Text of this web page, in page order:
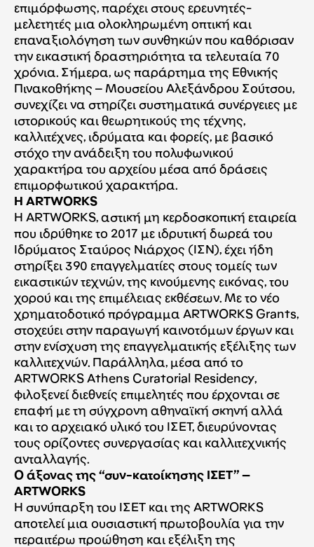
επιμόρφωσης, παρέχει στους ερευνητές-
μελετητές μια ολοκληρωμένη οπτική και
επαναξιολόγηση των συνθηκών που καθόρισαν
την εικαστική δραστηριότητα τα τελευταία 70
χρόνια. Σήμερα, ως παράρτημα της Εθνικής
Πινακοθήκης – Μουσείου Αλεξάνδρου Σούτσου,
συνεχίζει να στηρίζει συστηματικά συνέργειες με
ιστορικούς και θεωρητικούς της τέχνης,
καλλιτέχνες, ιδρύματα και φορείς, με βασικό
στόχο την ανάδειξη του πολυφωνικού
χαρακτήρα του αρχείου μέσα από δράσεις
επιμορφωτικού χαρακτήρα.
Η ARTWORKS
Η ARTWORKS, αστική μη κερδοσκοπική εταιρεία
που ιδρύθηκε το 2017 με ιδρυτική δωρεά του
Ιδρύματος Σταύρος Νιάρχος (ΙΣΝ), έχει ήδη
στηρίξει 390 επαγγελματίες στους τομείς των
εικαστικών τεχνών, της κινούμενης εικόνας, του
χορού και της επιμέλειας εκθέσεων. Με το νέο
χρηματοδοτικό πρόγραμμα ARTWORKS Grants,
στοχεύει στην παραγωγή καινοτόμων έργων και
στην ενίσχυση της επαγγελματικής εξέλιξης των
καλλιτεχνών. Παράλληλα, μέσα από το
ARTWORKS Athens Curatorial Residency,
φιλοξενεί διεθνείς επιμελητές που έρχονται σε
επαφή με τη σύγχρονη αθηναϊκή σκηνή αλλά
και το αρχειακό υλικό του ΙΣΕΤ, διευρύνοντας
τους ορίζοντες συνεργασίας και καλλιτεχνικής
ανταλλαγής.
Ο άξονας της “συν-κατοίκησης ΙΣΕΤ” –
ΑRTWORKS
Η συνύπαρξη του ΙΣΕΤ και της ARTWORKS
αποτελεί μια ουσιαστική πρωτοβουλία για την
περαιτέρω προώθηση και εξέλιξη της